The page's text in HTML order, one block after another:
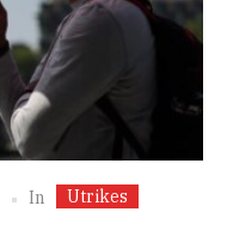
In Utrikes